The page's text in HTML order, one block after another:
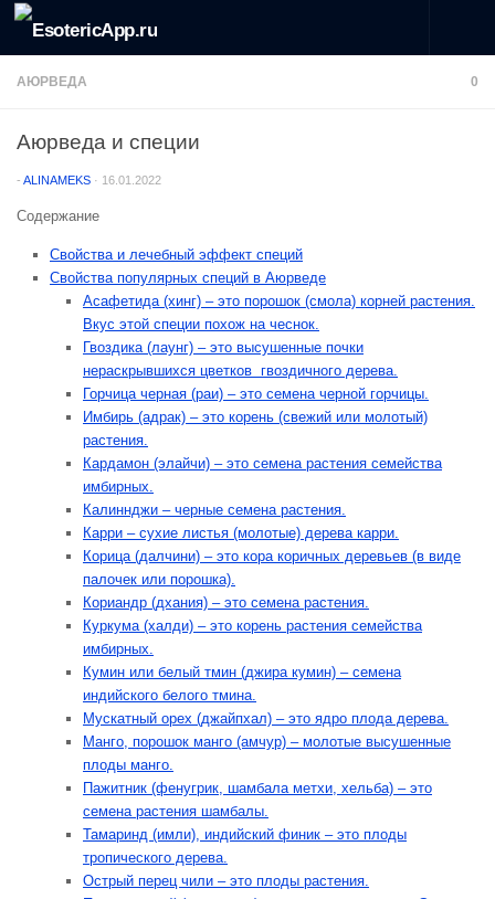
Перейти к содержимому
АЮРВЕДА 0
Аюрведа и специи
- ALINAMEKS · 16.01.2022
Содержание
Свойства и лечебный эффект специй
Свойства популярных специй в Аюрведе
Асафетида (хинг) – это порошок (смола) корней растения.
Вкус этой специи похож на чеснок.
Гвоздика (лаунг) – это высушенные почки
нераскрывшихся цветков гвоздичного дерева.
Горчица черная (paи) – это семена черной горчицы.
Имбирь (адрак) – это корень (свежий или молотый)
растения.
Кардамон (элайчи) – это семена растения семейства
имбирных.
Калиннджи – черные семена растения.
Карри – сухие листья (молотые) дерева карри.
Корица (далчини) – это кора коричных деревьев (в виде
палочек или порошка).
Кориандр (дхания) – это семена растения.
Куркума (халди) – это корень растения семейства
имбирных.
Кумин или белый тмин (джира кумин) – семена
индийского белого тмина.
Мускатный орех (джайпхал) – это ядро плода дерева.
Манго, порошок манго (амчур) – молотые высушенные
плоды манго.
Пажитник (фенугрик, шамбала метхи, хельба) – это
семена растения шамбалы.
Тамаринд (имли), индийский финик – это плоды
тропического дерева.
Острый перец чили – это плоды растения.